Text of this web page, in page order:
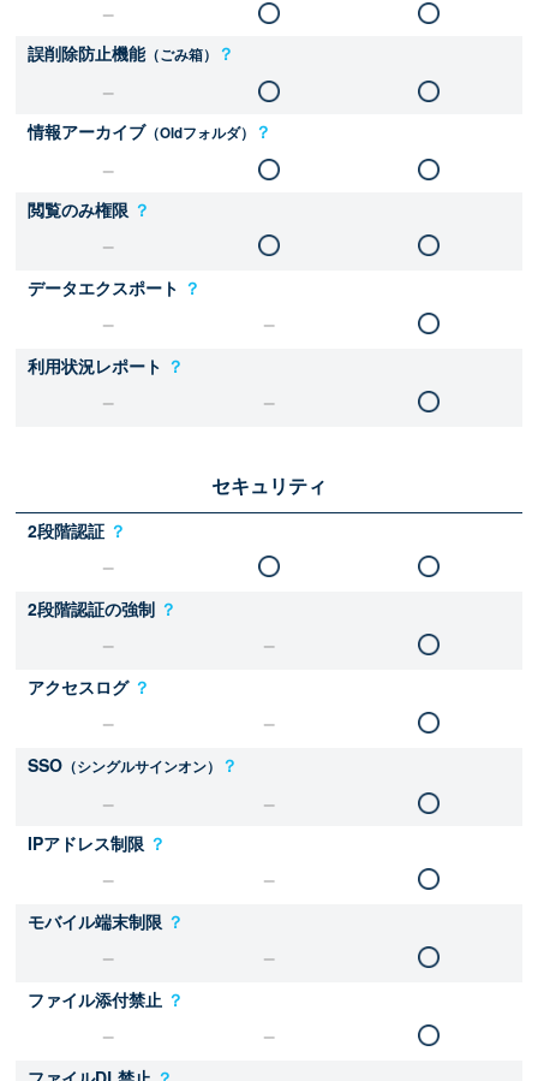
誤削除防止機能（ごみ箱） ？
情報アーカイブ（Oldフォルダ） ？
閲覧のみ権限 ？
データエクスポート ？
利用状況レポート ？
セキュリティ
2段階認証 ？
2段階認証の強制 ？
アクセスログ ？
SSO （シングルサインオン） ？
IPアドレス制限 ？
モバイル端末制限 ？
ファイル添付禁止 ？